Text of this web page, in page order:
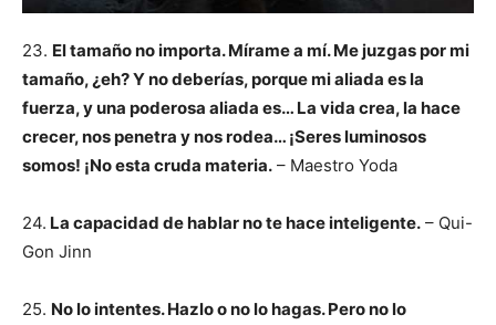
23. El tamaño no importa. Mírame a mí. Me juzgas por mi
tamaño, ¿eh? Y no deberías, porque mi aliada es la
fuerza, y una poderosa aliada es… La vida crea, la hace
crecer, nos penetra y nos rodea… ¡Seres luminosos
somos! ¡No esta cruda materia. – Maestro Yoda
24. La capacidad de hablar no te hace inteligente. – Qui-
Gon Jinn
25. No lo intentes. Hazlo o no lo hagas. Pero no lo